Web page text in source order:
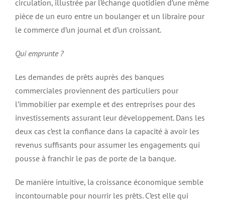
circulation, illustrée par l’échange quotidien d’une même
pièce de un euro entre un boulanger et un libraire pour
le commerce d’un journal et d’un croissant.
Qui emprunte ?
Les demandes de prêts auprès des banques
commerciales proviennent des particuliers pour
l’immobilier par exemple et des entreprises pour des
investissements assurant leur développement. Dans les
deux cas c’est la confiance dans la capacité à avoir les
revenus suffisants pour assumer les engagements qui
pousse à franchir le pas de porte de la banque.
De manière intuitive, la croissance économique semble
incontournable pour nourrir les prêts. C’est elle qui